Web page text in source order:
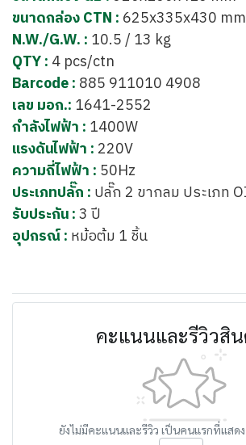
ขนาดกล่อง CTN : 625x335x430 mm
N.W./G.W. : 10.5 / 13 kg
QTY : 4 pcs/ctn
Barcode : 885 911010 4908
เลข มอก.: 1641-2552
กำลังไฟฟ้า : 1400W
แรงดันไฟฟ้า : 220V
ความถี่ไฟฟ้า : 50Hz
ประเภทปลั๊ก : ปลั๊ก 2 ขากลม ประเภท
รับประกัน :3 ปี
อุปกรณ์ : หม้อต้ม 1 ชิ้น
คะแนนและรีวิวสิ
ยังไม่มีคะแนนและรีวิว เป็นคนแรกที่แสด